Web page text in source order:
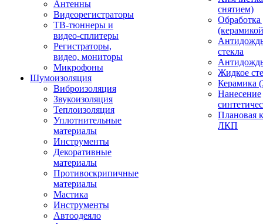
Антенны
Видеорегистраторы
ТВ-тюннеры и
видео-сплитеры
Регистраторы,
видео, мониторы
Микрофоны
Шумоизоляция
Виброизоляция
Звукоизоляция
Теплоизоляция
Уплотнительные
материалы
Инструменты
Декоративные
материалы
Противоскрипичные
материалы
Мастика
Инструменты
Автоодеяло
снятием)
Обработка
стекла
Жидкое
Керамика
Нанесение
Плановая
ЛКП